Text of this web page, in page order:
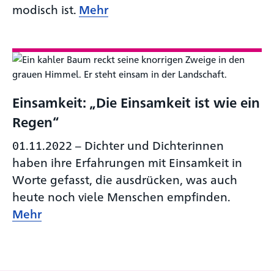
modisch ist. Mehr
Einsamkeit: „Die Einsamkeit ist wie ein
Regen“
01.11.2022 – Dichter und Dichterinnen
haben ihre Erfahrungen mit Einsamkeit in
Worte gefasst, die ausdrücken, was auch
heute noch viele Menschen empfinden.
Mehr